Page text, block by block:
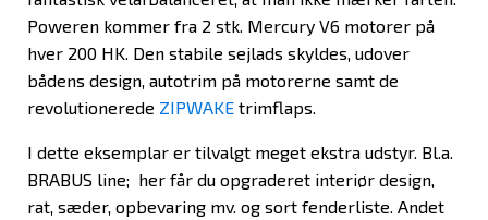
Poweren kommer fra 2 stk. Mercury V6 motorer på
hver 200 HK. Den stabile sejlads skyldes, udover
bådens design, autotrim på motorerne samt de
revolutionerede ZIPWAKE trimflaps.
I dette eksemplar er tilvalgt meget ekstra udstyr. Bl.a.
BRABUS line; her får du opgraderet interiør design,
rat, sæder, opbevaring mv. og sort fenderliste. Andet